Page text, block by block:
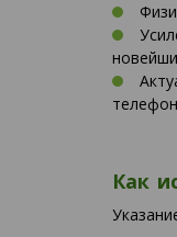
Как